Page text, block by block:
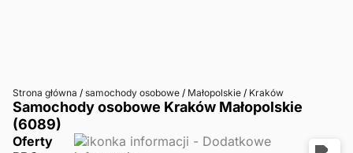
Strona główna / samochody osobowe / Małopolskie / Kraków
Samochody osobowe Kraków Małopolskie
(6089)
Oferty